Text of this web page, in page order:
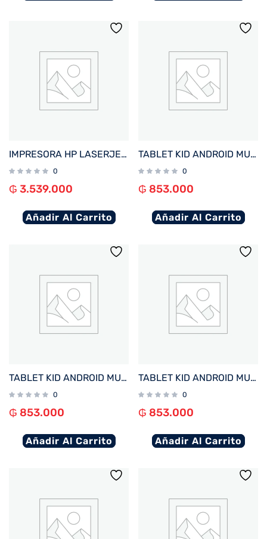
IMPRESORA HP LASERJET PRO 4203DW IMP/USB/RED/COLOR/BLUETOOTH/WIFI/220V
0
₲ 3.539.000
Añadir Al Carrito
TABLET KID ANDROID MULTILASER NB422 QC/64GB/4G/7″/ROSA PAW PATROL SKYE DISNEY
0
₲ 853.000
Añadir Al Carrito
TABLET KID ANDROID MULTILASER NB421 QC/64GB/4G/7″/AZUL PAW PATROL CHASE DISNEY
0
₲ 853.000
Añadir Al Carrito
TABLET KID ANDROID MULTILASER NB418 QC/64GB/4G/7″/ROSA PRINCESAS DISNEY
0
₲ 853.000
Añadir Al Carrito